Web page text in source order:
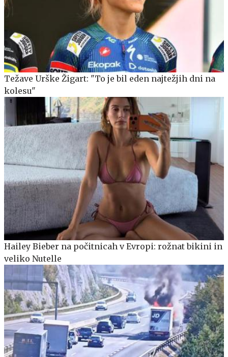
Težave Urške Žigart: "To je bil eden najtežjih dni na
kolesu"
Hailey Bieber na počitnicah v Evropi: rožnat bikini in
veliko Nutelle